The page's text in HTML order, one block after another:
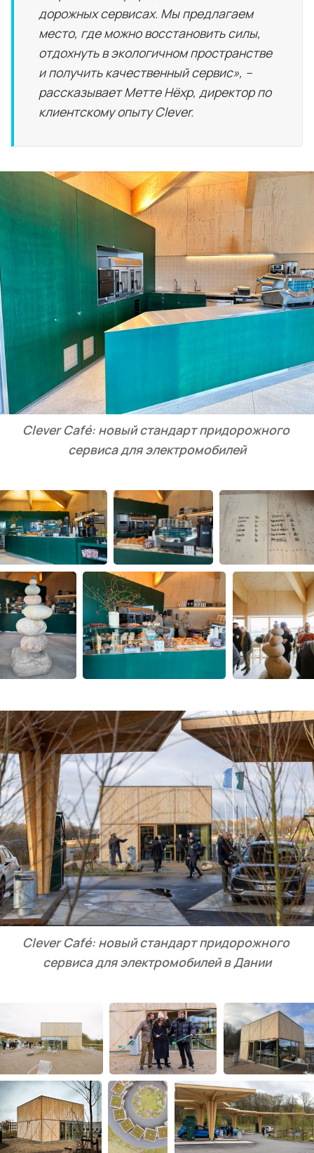
дорожных сервисах. Мы предлагаем
место, где можно восстановить силы,
отдохнуть в экологичном пространстве
и получить качественный сервис», –
рассказывает Метте Нёхр, директор по
клиентскому опыту Clever.
Clever Café: новый стандарт придорожного
сервиса для электромобилей
Clever Café: новый стандарт придорожного
сервиса для электромобилей в Дании